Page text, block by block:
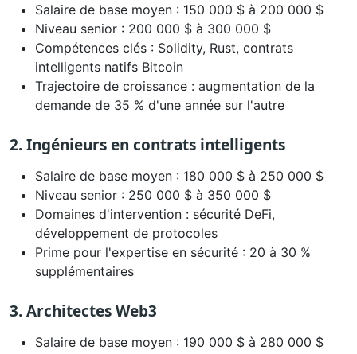
Salaire de base moyen : 150 000 $ à 200 000 $
Niveau senior : 200 000 $ à 300 000 $
Compétences clés : Solidity, Rust, contrats
intelligents natifs Bitcoin
Trajectoire de croissance : augmentation de la
demande de 35 % d'une année sur l'autre
2. Ingénieurs en contrats intelligents
Salaire de base moyen : 180 000 $ à 250 000 $
Niveau senior : 250 000 $ à 350 000 $
Domaines d'intervention : sécurité DeFi,
développement de protocoles
Prime pour l'expertise en sécurité : 20 à 30 %
supplémentaires
3. Architectes Web3
Salaire de base moyen : 190 000 $ à 280 000 $